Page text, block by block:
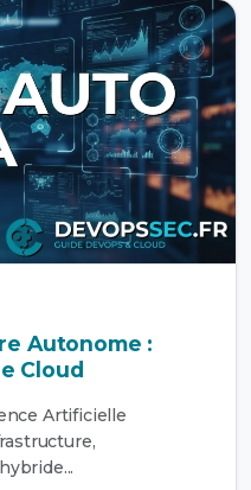
Autonome :
Cloud
Artificielle